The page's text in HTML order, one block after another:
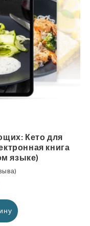
Кето для
книга
языке)